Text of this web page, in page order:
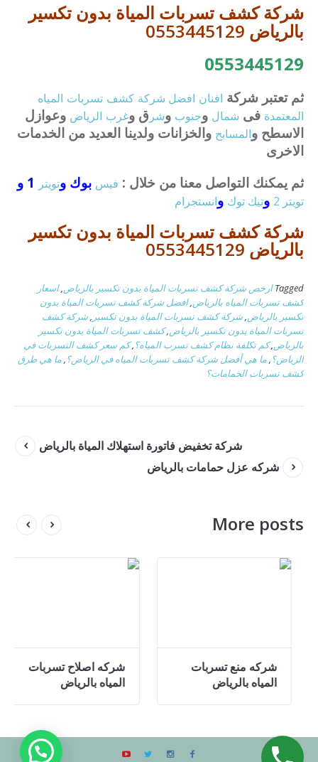
شركة كشف تسربات المياة بدون تكسير
بالرياض 0553445129
0553445129
ثم تعتبر شركة افنان افضل شركة كشف تسربات المياه
المعتمدة فى شمال وجنوب وشر ق وغرب الرياض وعوازل
الاسطح والمسابح والخزانات ولدينا العديد من الخدمات
الاخرى
ثم يمكنك التواصل معنا من خلال : فيس بوك وتويتر
تويتر 2 وتيك توك وانستجرام
شركة كشف تسربات المياة بدون تكسير
بالرياض 0553445129
Tagged ارخص شركة كشف تسربات المياة بدون تكسير بالرياض,اسعار
كشف تسربات المياه بالرياض,افضل شركة كشف تسربات المياة بدون
تكسير بالرياض,شركة كشف تسربات المياة بدون تكسير ,شركة كشف
تسربات المياة بدون تكسير بالرياض,كشف تسربات المياة بدون تكسير
بالرياض,كم تكلفة نظام كشف تسرب المياه؟,كم سعر كشف التسربات في
الرياض؟,ما هي أفضل شركة كشف تسربات المياه في الرياض؟,ما هي طرق
كشف تسربات الحمامات؟
شركة تخفيض فاتورة استهلاك المياة بالرياض
شركه عزل حمامات بالرياض
More posts
شركه منع تسربات
المياه بالرياض
شركه كشف تسربات
المياة بالرياض